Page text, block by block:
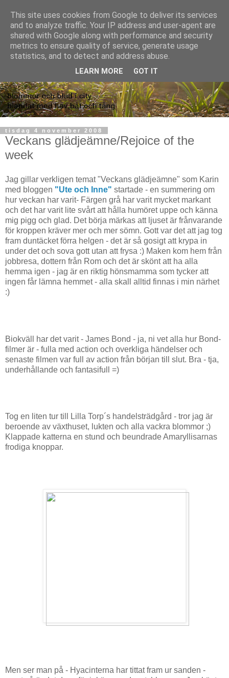
tisdag 4 november 2008
Veckans glädjeämne/Rejoice of the
week
Jag gillar verkligen temat "Veckans glädjeämne" som Karin
med bloggen "Ute och Inne" startade - en summering om
hur veckan har varit- Färgen grå har varit mycket markant
och det har varit lite svårt att hålla humöret uppe och känna
mig pigg och glad. Det börja märkas att ljuset är frånvarande
för kroppen kräver mer och mer sömn. Gott var det att jag tog
fram duntäcket förra helgen - det är så gosigt att krypa in
under det och sova gott utan att frysa :) Maken kom hem från
jobbresa, dottern från Rom och det är skönt att ha alla
hemma igen - jag är en riktig hönsmamma som tycker att
ingen får lämna hemmet - alla skall alltid finnas i min närhet
:)
Biokväll har det varit - James Bond - ja, ni vet alla hur Bond-
filmer är - fulla med action och overkliga händelser och
senaste filmen var full av action från början till slut. Bra - tja,
underhållande och fantasifull =)
Tog en liten tur till Lilla Torp´s handelsträdgård - tror jag är
beroende av växthuset, lukten och alla vackra blommor ;)
Klappade katterna en stund och beundrade Amaryllisarnas
frodiga knoppar.
Men ser man på - Hyacinterna har tittat fram ur sanden -
This site uses cookies from Google to deliver its services
and to analyze traffic. Your IP address and user-agent are
shared with Google along with performance and security
metrics to ensure quality of service, generate usage
statistics, and to detect and address abuse.
LEARN MORE GOT IT